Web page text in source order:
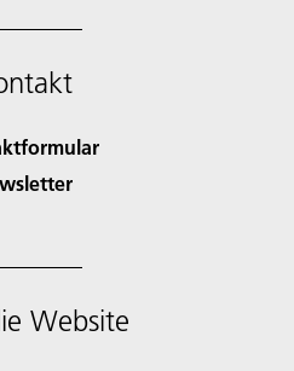
Website